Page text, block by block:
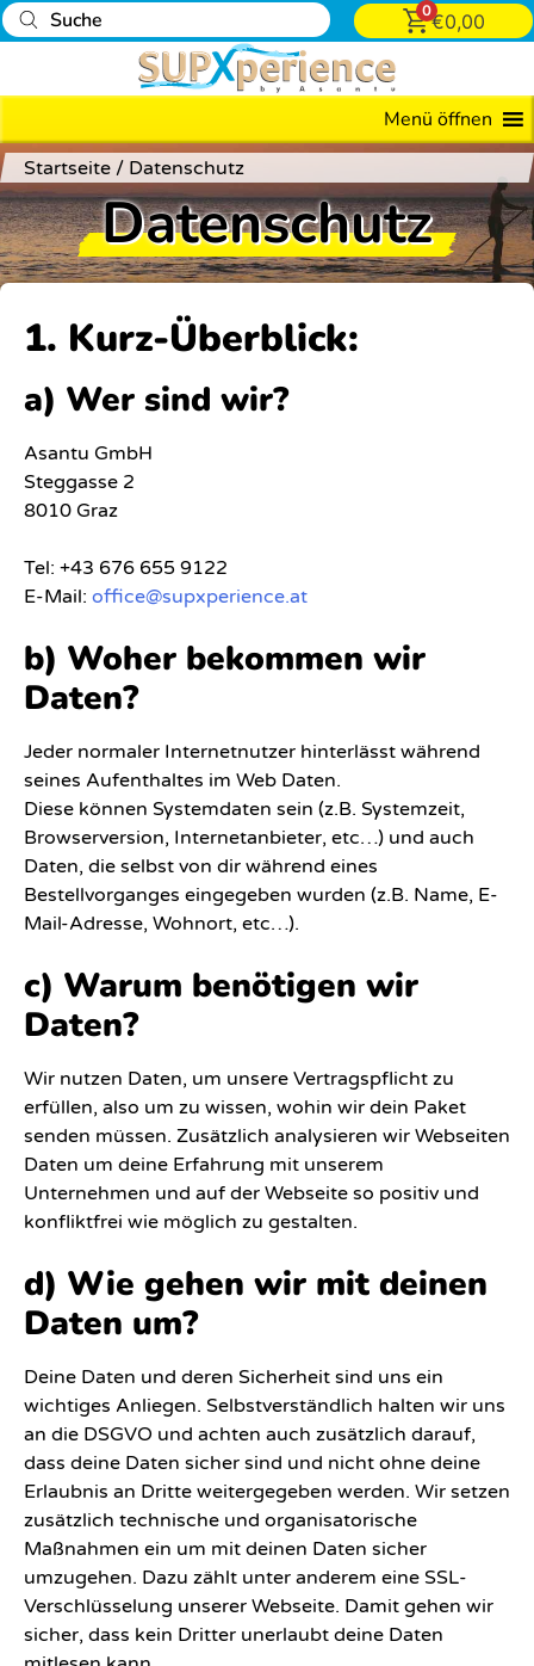
0€0,00
Menü öffnen
Startseite / Datenschutz
Datenschutz
1. Kurz-Überblick:
a) Wer sind wir?
Asantu GmbH
Steggasse 2
8010 Graz
Tel: +43 676 655 9122
E-Mail: office@supxperience.at
b) Woher bekommen wir
Daten?
Jeder normaler Internetnutzer hinterlässt während
seines Aufenthaltes im Web Daten.
Diese können Systemdaten sein (z.B. Systemzeit,
Browserversion, Internetanbieter, etc…) und auch
Daten, die selbst von dir während eines
Bestellvorganges eingegeben wurden (z.B. Name, E-
Mail-Ad­res­se, Wohnort, etc…).
c) Warum benötigen wir
Daten?
Wir nutzen Daten, um unsere Vertragspflicht zu
erfüllen, also um zu wissen, wohin wir dein Paket
senden müssen. Zusätzlich analysieren wir Webseiten
Daten um deine Erfahrung mit unserem
Unternehmen und auf der Webseite so positiv und
konfliktfrei wie möglich zu gestalten.
d) Wie gehen wir mit deinen
Daten um?
Deine Daten und deren Sicherheit sind uns ein
wichtiges Anliegen. Selbstverständlich halten wir uns
an die DSGVO und achten auch zusätzlich darauf,
dass deine Daten sicher sind und nicht ohne deine
Erlaubnis an Dritte weitergegeben werden. Wir setzen
zusätzlich technische und organisatorische
Maßnahmen ein um mit deinen Daten sicher
umzugehen. Dazu zählt unter anderem eine SSL-
Verschlüsselung unserer Webseite. Damit gehen wir
sicher, dass kein Dritter unerlaubt deine Daten